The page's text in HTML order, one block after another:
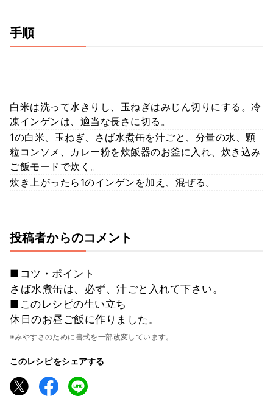
手順
白米は洗って水きりし、玉ねぎはみじん切りにする。冷
凍インゲンは、適当な長さに切る。
1の白米、玉ねぎ、さば水煮缶を汁ごと、分量の水、顆
粒コンソメ、カレー粉を炊飯器のお釜に入れ、炊き込み
ご飯モードで炊く。
炊き上がったら1のインゲンを加え、混ぜる。
投稿者からのコメント
■コツ・ポイント
さば水煮缶は、必ず、汁ごと入れて下さい。
■このレシピの生い立ち
休日のお昼ご飯に作りました。
※みやすさのために書式を一部改変しています。
このレシピをシェアする